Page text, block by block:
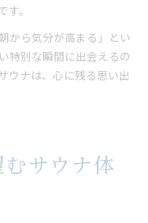
。
から気分が高まる」とい
特別な瞬間に出会えるの
ウナは、心に残る思い出
サウナ体